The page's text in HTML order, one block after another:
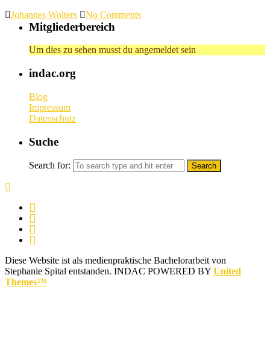
Johannes Wolters
No Comments
Mitgliederbereich
Um dies zu sehen musst du angemeldet sein
indac.org
Blog
Impressum
Datenschutz
Suche
Search for:
Diese Website ist als medienpraktische Bachelorarbeit von
Stephanie Spital entstanden. INDAC POWERED BY United
Themes™